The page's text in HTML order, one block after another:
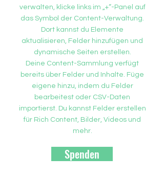
verwalten, klicke links im „+“-Panel auf
das Symbol der Content-Verwaltung.
Dort kannst du Elemente
aktualisieren, Felder hinzufügen und
dynamische Seiten erstellen.
Deine Content-Sammlung verfügt
bereits über Felder und Inhalte. Füge
eigene hinzu, indem du Felder
bearbeitest oder CSV-Daten
importierst. Du kannst Felder erstellen
für Rich Content, Bilder, Videos und
mehr.
Spenden